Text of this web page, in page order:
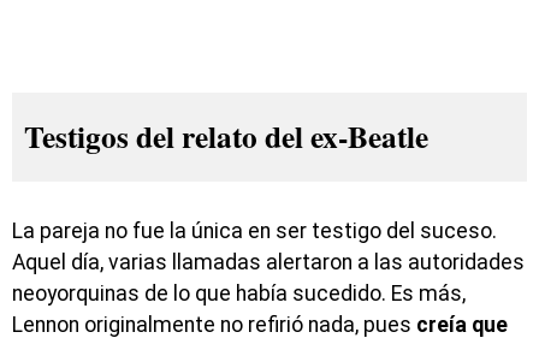
Testigos del relato del ex-Beatle
La pareja no fue la única en ser testigo del suceso.
Aquel día, varias llamadas alertaron a las autoridades
neoyorquinas de lo que había sucedido. Es más,
Lennon originalmente no refirió nada, pues creía que